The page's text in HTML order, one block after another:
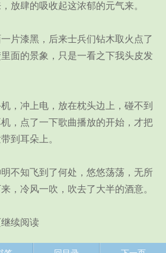
放肆的吸收起这浓郁的元气来。
漆黑，后来士兵们钻木取火点了
面的景象，只是一看之下我头皮发
冲上电，放在枕头边上，碰不到
，点了一下歌曲播放的开始，才把
到耳朵上。
知飞到了何处，悠悠荡荡，无所
，冷风一吹，吹去了大半的酒意。
续阅读